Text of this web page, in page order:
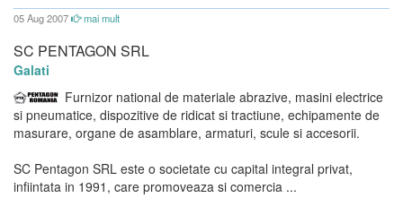
05 Aug 2007 mai mult
SC PENTAGON SRL
Galati
Furnizor national de materiale abrazive, masini electrice
si pneumatice, dispozitive de ridicat si tractiune, echipamente de
masurare, organe de asamblare, armaturi, scule si accesorii.
SC Pentagon SRL este o societate cu capital integral privat,
infiintata in 1991, care promoveaza si comercia ...